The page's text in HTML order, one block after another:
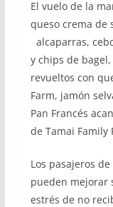
El vuelo de la
queso crema de
alcaparras,
y chips de
revueltos con
Farm, jamón
Pan Francés
de Tamai Family
Los pasajeros
pueden mejorar
estrés de no